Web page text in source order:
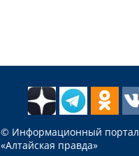
© Информационный портал
«Алтайская правда»